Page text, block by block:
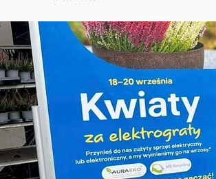
Lata 70-te, lata 80-te
Altany lata 70-te, 80-te
Dzień Działkowca 2005
Dzień Działkowca 2006
Dzień Działkowca 2012